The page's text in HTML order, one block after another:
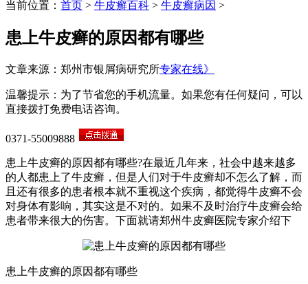
当前位置： 首页 > 牛皮癣百科 > 牛皮癣病因 >
患上牛皮癣的原因都有哪些
文章来源：郑州市银屑病研究所专家在线》
温馨提示：为了节省您的手机流量。如果您有任何疑问，可以
直接拨打免费电话咨询。
0371-55009888
患上牛皮癣的原因都有哪些?在最近几年来，社会中越来越多
的人都患上了牛皮癣，但是人们对于牛皮癣却不怎么了解，而
且还有很多的患者根本就不重视这个疾病，都觉得牛皮癣不会
对身体有影响，其实这是不对的。如果不及时治疗牛皮癣会给
患者带来很大的伤害。下面就请郑州牛皮癣医院专家介绍下
患上牛皮癣的原因都有哪些